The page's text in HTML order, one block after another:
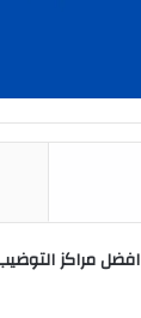
افضل مراكز